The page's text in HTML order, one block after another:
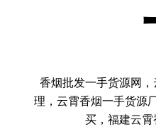
香烟批发一手货源网
理，云霄香烟一手货源
买，福建云